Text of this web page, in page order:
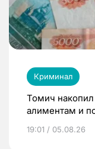
Криминал
Томич
алиментам и
19:01 / 05.08.26